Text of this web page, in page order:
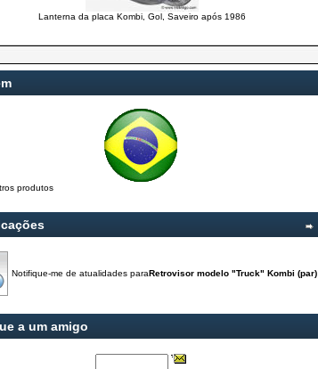
Lanterna da placa Kombi, Gol, Saveiro após 1986
produtos
Notifique-me de atualidades paraRetrovisor modelo "Truck" Kombi (par)
a um amigo